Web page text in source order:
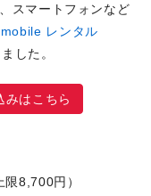
スマートフォンなど
レンタル
した。
みはこちら
8,700円）